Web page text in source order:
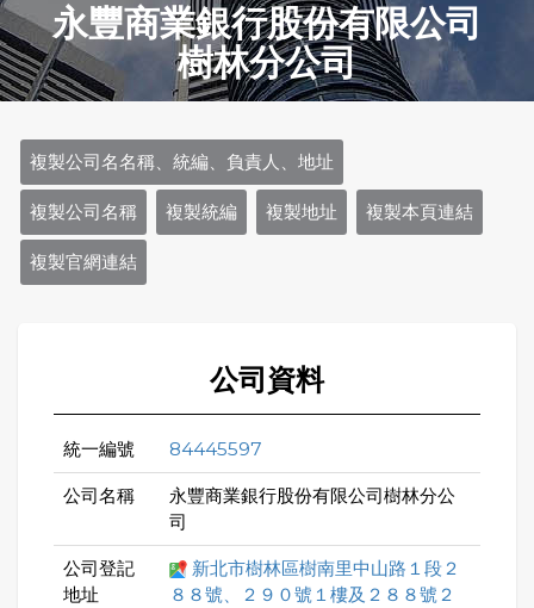
永豐商業銀行股份有限公司
樹林分公司
複製公司名名稱、統編、負責人、地址
複製公司名稱 複製統編 複製地址 複製本頁連結
複製官網連結
公司資料
統一編號 84445597
公司名稱
永豐商業銀行股份有限公司樹林分公
司
公司登記
地址
新北市樹林區樹南里中山路１段２
８８號、２９０號１樓及２８８號２